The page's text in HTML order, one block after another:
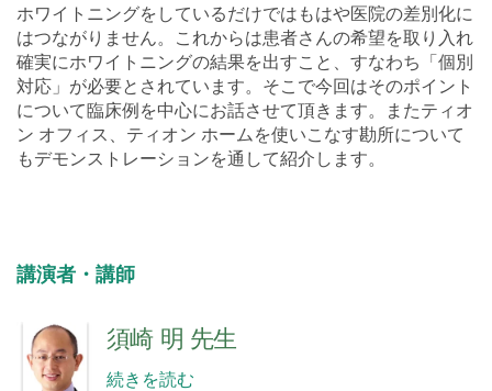
ホワイトニングをしているだけではもはや医院の差別化に
はつながりません。これからは患者さんの希望を取り入れ
確実にホワイトニングの結果を出すこと、すなわち「個別
対応」が必要とされています。そこで今回はそのポイント
について臨床例を中心にお話させて頂きます。またティオ
ン オフィス、ティオン ホームを使いこなす勘所について
もデモンストレーションを通して紹介します。
講演者・講師
須崎 明 先生
続きを読む